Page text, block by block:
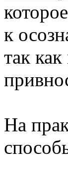
к
так
На